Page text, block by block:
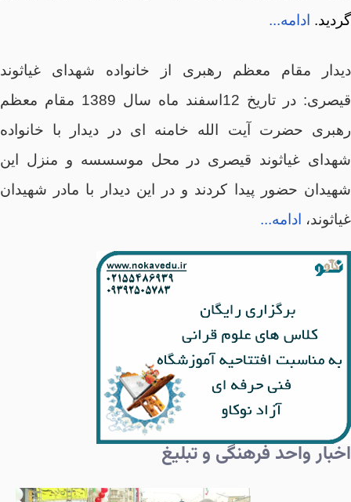
گردید. ادامه...
دیدار مقام معظم رهبری از خانواده شهدای غیاثوند
قیصری: در تاریخ 12اسفند ماه سال 1389 مقام معظم
رهبری حضرت آیت الله خامنه ای در دیدار با خانواده
شهدای غیاثوند قیصری در محل موسسسه و منزل این
شهیدان حضور پیدا کردند و در این دیدار با مادر شهیدان
غیاثوند، ادامه...
اخبار واحد فرهنگی و تبلیغ